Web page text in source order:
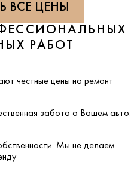
ВСЕ ЦЕНЫ
РАБОТ
честные цены на ремонт
забота о Вашем авто.
Мы не делаем